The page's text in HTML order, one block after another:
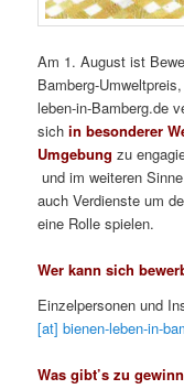
Am 1. August ist
Bamberg-
leben-in-Bamberg.de
sichin besonderer
Umgebung zu
und im weiteren
auch Verdienste um
eine Rolle spielen.
Wer kann sich
Einzelpersonen und
[at] bienen-leben-in-
Was gibt’s zu